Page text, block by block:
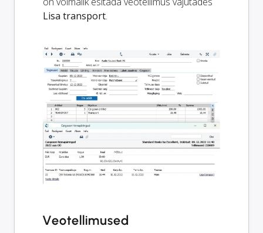
Lisa transport.
Veotellimused